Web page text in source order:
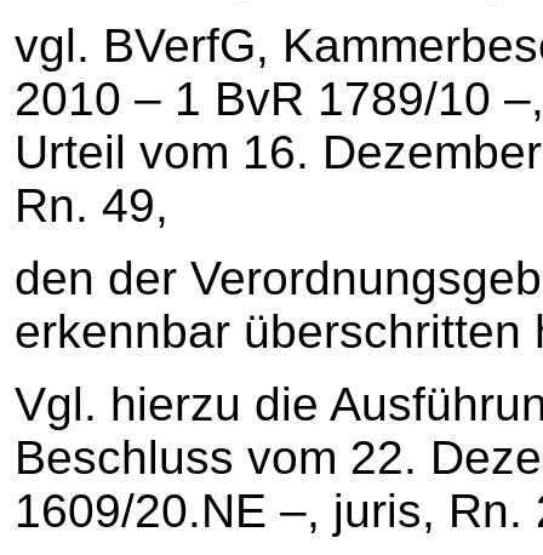
vgl. BVerfG,
2010 – 1 BvR 1789/10
Urteil vom 16.
Rn. 49,
den der
erkennbar überschritten
Vgl. hierzu die
Beschluss vom 22.
1609/20.NE –, juris, Rn.